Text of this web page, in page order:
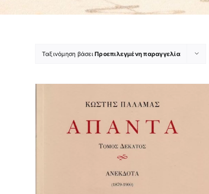
Ταξινόμηση βάσειΠροεπιλεγμένη παραγγελία